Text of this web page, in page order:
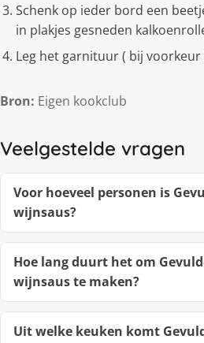
Schenk op ieder bord een
in plakjes gesneden
Leg het garnituur ( bij
Bron: Eigen kookclub
Veelgestelde vragen
Voor hoeveel personen is
wijnsaus?
Hoe lang duurt het om
wijnsaus te maken?
Uit welke keuken komt